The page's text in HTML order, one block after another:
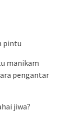
pintu
manikam
pengantar
jiwa?